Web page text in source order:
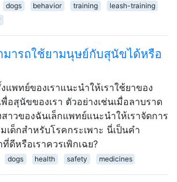
dogs behavior training
leash-training
มารถใช้ยามนุษย์กับสุนัขได้หรือ
แพทย์ของเราแนะนำให้เราใช้ยาของ
อสุนัขของเรา ตัวอย่างเช่นเมื่อลาบราด
าวของฉันเล็กแพทย์แนะนำให้เราจัดการ
เด็กสำหรับโรคกระเพาะ นี่เป็นคำ
ดีหรือเราควรเพิกเฉย?
dogs health safety medicines